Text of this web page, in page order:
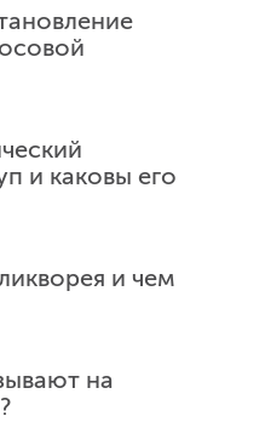
период беременности
с онкологией,
крови, при
острых
нарушениях работы
на
и каковы его
доступ — это
эффективный метод
точность действий
и чем
на